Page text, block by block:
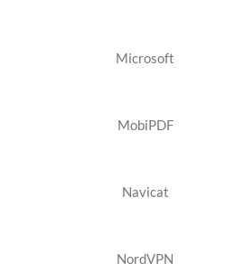
Microsoft
MobiPDF
Navicat
NordVPN